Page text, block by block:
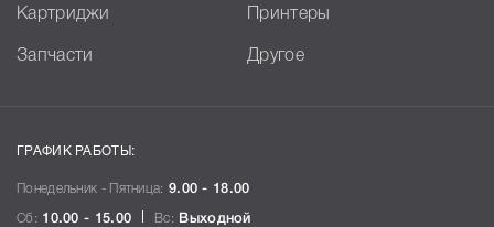
Картриджи Принтеры
Запчасти Другое
ГРАФИК РАБОТЫ:
Понедельник - Пятница: 9.00 - 18.00
Сб: 10.00 - 15.00 Вс: Выходной